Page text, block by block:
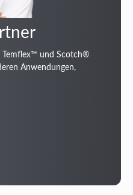
Temflex™ und Scotch®
Anwendungen,